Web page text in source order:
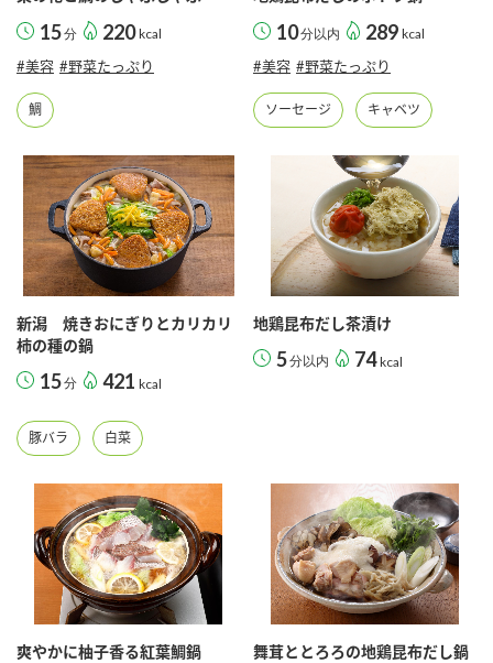
15分 220 kcal
#美容 #野菜たっぷり
鯛
10分以内 289 kcal
#美容 #野菜たっぷり
ソーセージ キャベツ
新潟 焼きおにぎりとカリカリ
柿の種の鍋
15分 421 kcal
豚バラ 白菜
地鶏昆布だし茶漬け
5分以内 74 kcal
爽やかに柚子香る紅葉鯛鍋 舞茸ととろろの地鶏昆布だし鍋